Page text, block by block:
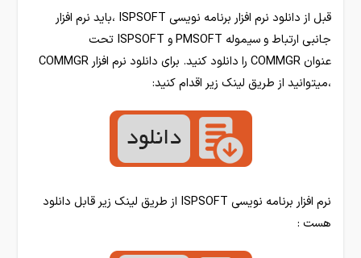
قبل از دانلود نرم افزار برنامه نویسی ISPSOFT ،باید نرم افزار
جانبی ارتباط و سیموله PMSOFT و ISPSOFT تحت
عنوان COMMGR را دانلود کنید. برای دانلود نرم افزار COMMGR
،میتوانید از طریق لینک زیر اقدام کنید:
نرم افزار برنامه نویسی ISPSOFT از طریق لینک زیر قابل دانلود
هست :